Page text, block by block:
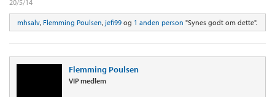
20/5/14
mhsalv, Flemming Poulsen, jefi99 og 1 anden person "Synes godt om dette".
Flemming Poulsen
VIP medlem